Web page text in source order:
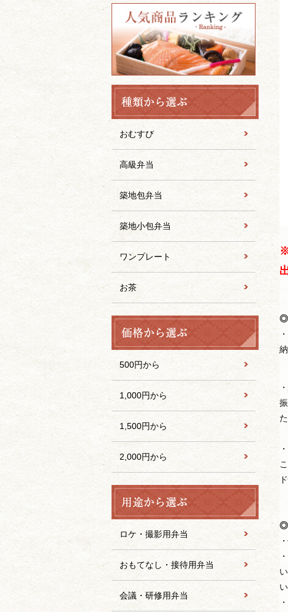
◎
◎
おむすび
高級弁当
築地包弁当
築地小包弁当
ワンプレート
お茶
500円から
1,000円から
1,500円から
2,000円から
ロケ・撮影用弁当
おもてなし・接待用弁当
会議・研修用弁当